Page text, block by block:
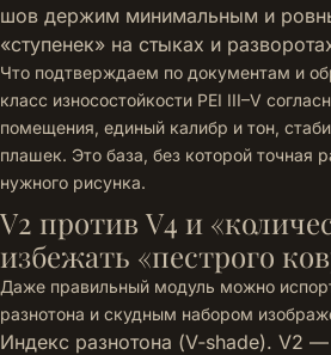
шов держим минимальным и
«ступенек» на стыках и
Что подтверждаем по документам и
класс износостойкости PEI III–V
помещения, единый калибр и тон,
плашек. Это база, без которой точная
нужного рисунка.
V2 против V4 и
избежать «пестрого
Даже правильный модуль можно
разнотона и скудным набором
Индекс разнотона (V‑shade). V2